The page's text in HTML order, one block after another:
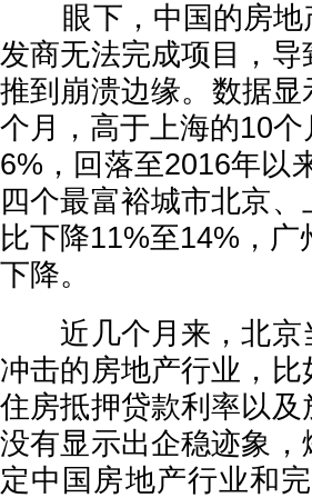
眼下，中国的房地
发商无法完成项目，
推到崩溃边缘。数据
个月，高于上海的10
6%，回落至2016年以
四个最富裕城市北京
比下降11%至14%，
下降。
近几个月来，北京
冲击的房地产行业，
住房抵押贷款利率以
没有显示出企稳迹象
定中国房地产行业和